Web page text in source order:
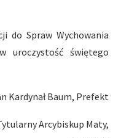
do Spraw Wychowania
uroczystość świętego
Kardynał Baum, Prefekt
Arcybiskup Maty,